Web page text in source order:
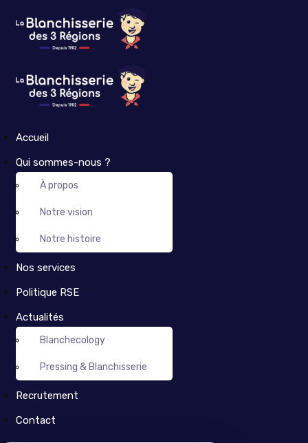
Accueil
Qui sommes-nous ?
À propos
Notre vision
Notre histoire
Nos services
Politique RSE
Actualités
Blanchecology
Pressing & Blanchisserie
Recrutement
Contact